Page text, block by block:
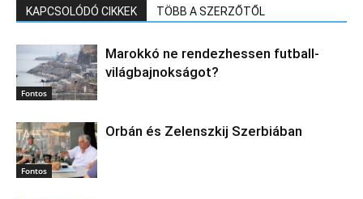
KAPCSOLÓDÓ CIKKEK TÖBB A SZERZŐTŐL
Fontos
Marokkó ne rendezhessen futball-
világbajnokságot?
Fontos
Orbán és Zelenszkij Szerbiában